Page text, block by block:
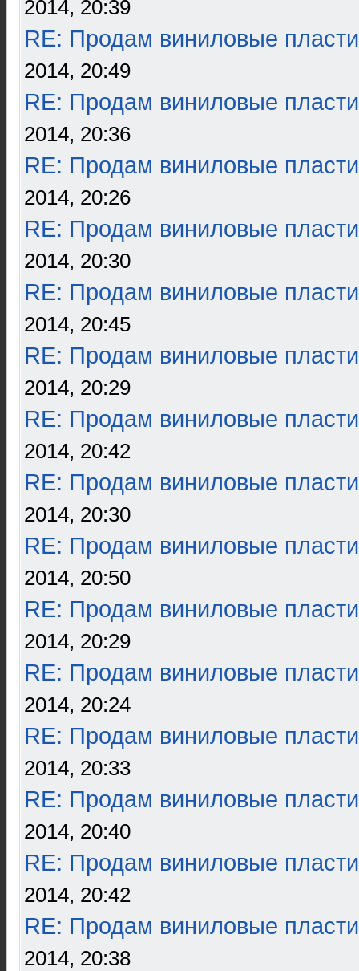
2014, 20:39
RE: Продам виниловые
2014, 20:49
RE: Продам виниловые
2014, 20:36
RE: Продам виниловые
2014, 20:26
RE: Продам виниловые
2014, 20:30
RE: Продам виниловые
2014, 20:45
RE: Продам виниловые
2014, 20:29
RE: Продам виниловые
2014, 20:42
RE: Продам виниловые
2014, 20:30
RE: Продам виниловые
2014, 20:50
RE: Продам виниловые
2014, 20:29
RE: Продам виниловые
2014, 20:24
RE: Продам виниловые
2014, 20:33
RE: Продам виниловые
2014, 20:40
RE: Продам виниловые
2014, 20:42
RE: Продам виниловые
2014, 20:38